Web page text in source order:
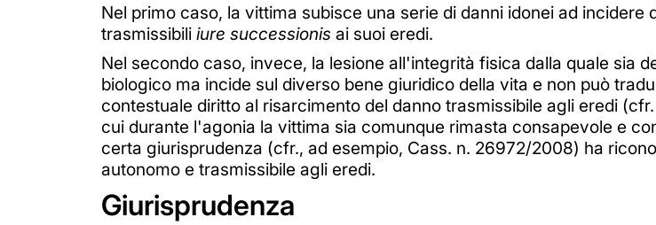
Nel primo caso, la vittima subisce una serie di danni idonei ad
trasmissibili iure successionis ai suoi eredi.
Nel secondo caso, invece, la lesione all'integrità fisica dalla quale sia
biologico ma incide sul diverso bene giuridico della vita e non può
contestuale diritto al risarcimento del danno trasmissibile agli eredi
cui durante l'agonia la vittima sia comunque rimasta consapevole e
certa giurisprudenza (cfr., ad esempio, Cass. n. 26972/2008) ha
autonomo e trasmissibile agli eredi.
Giurisprudenza